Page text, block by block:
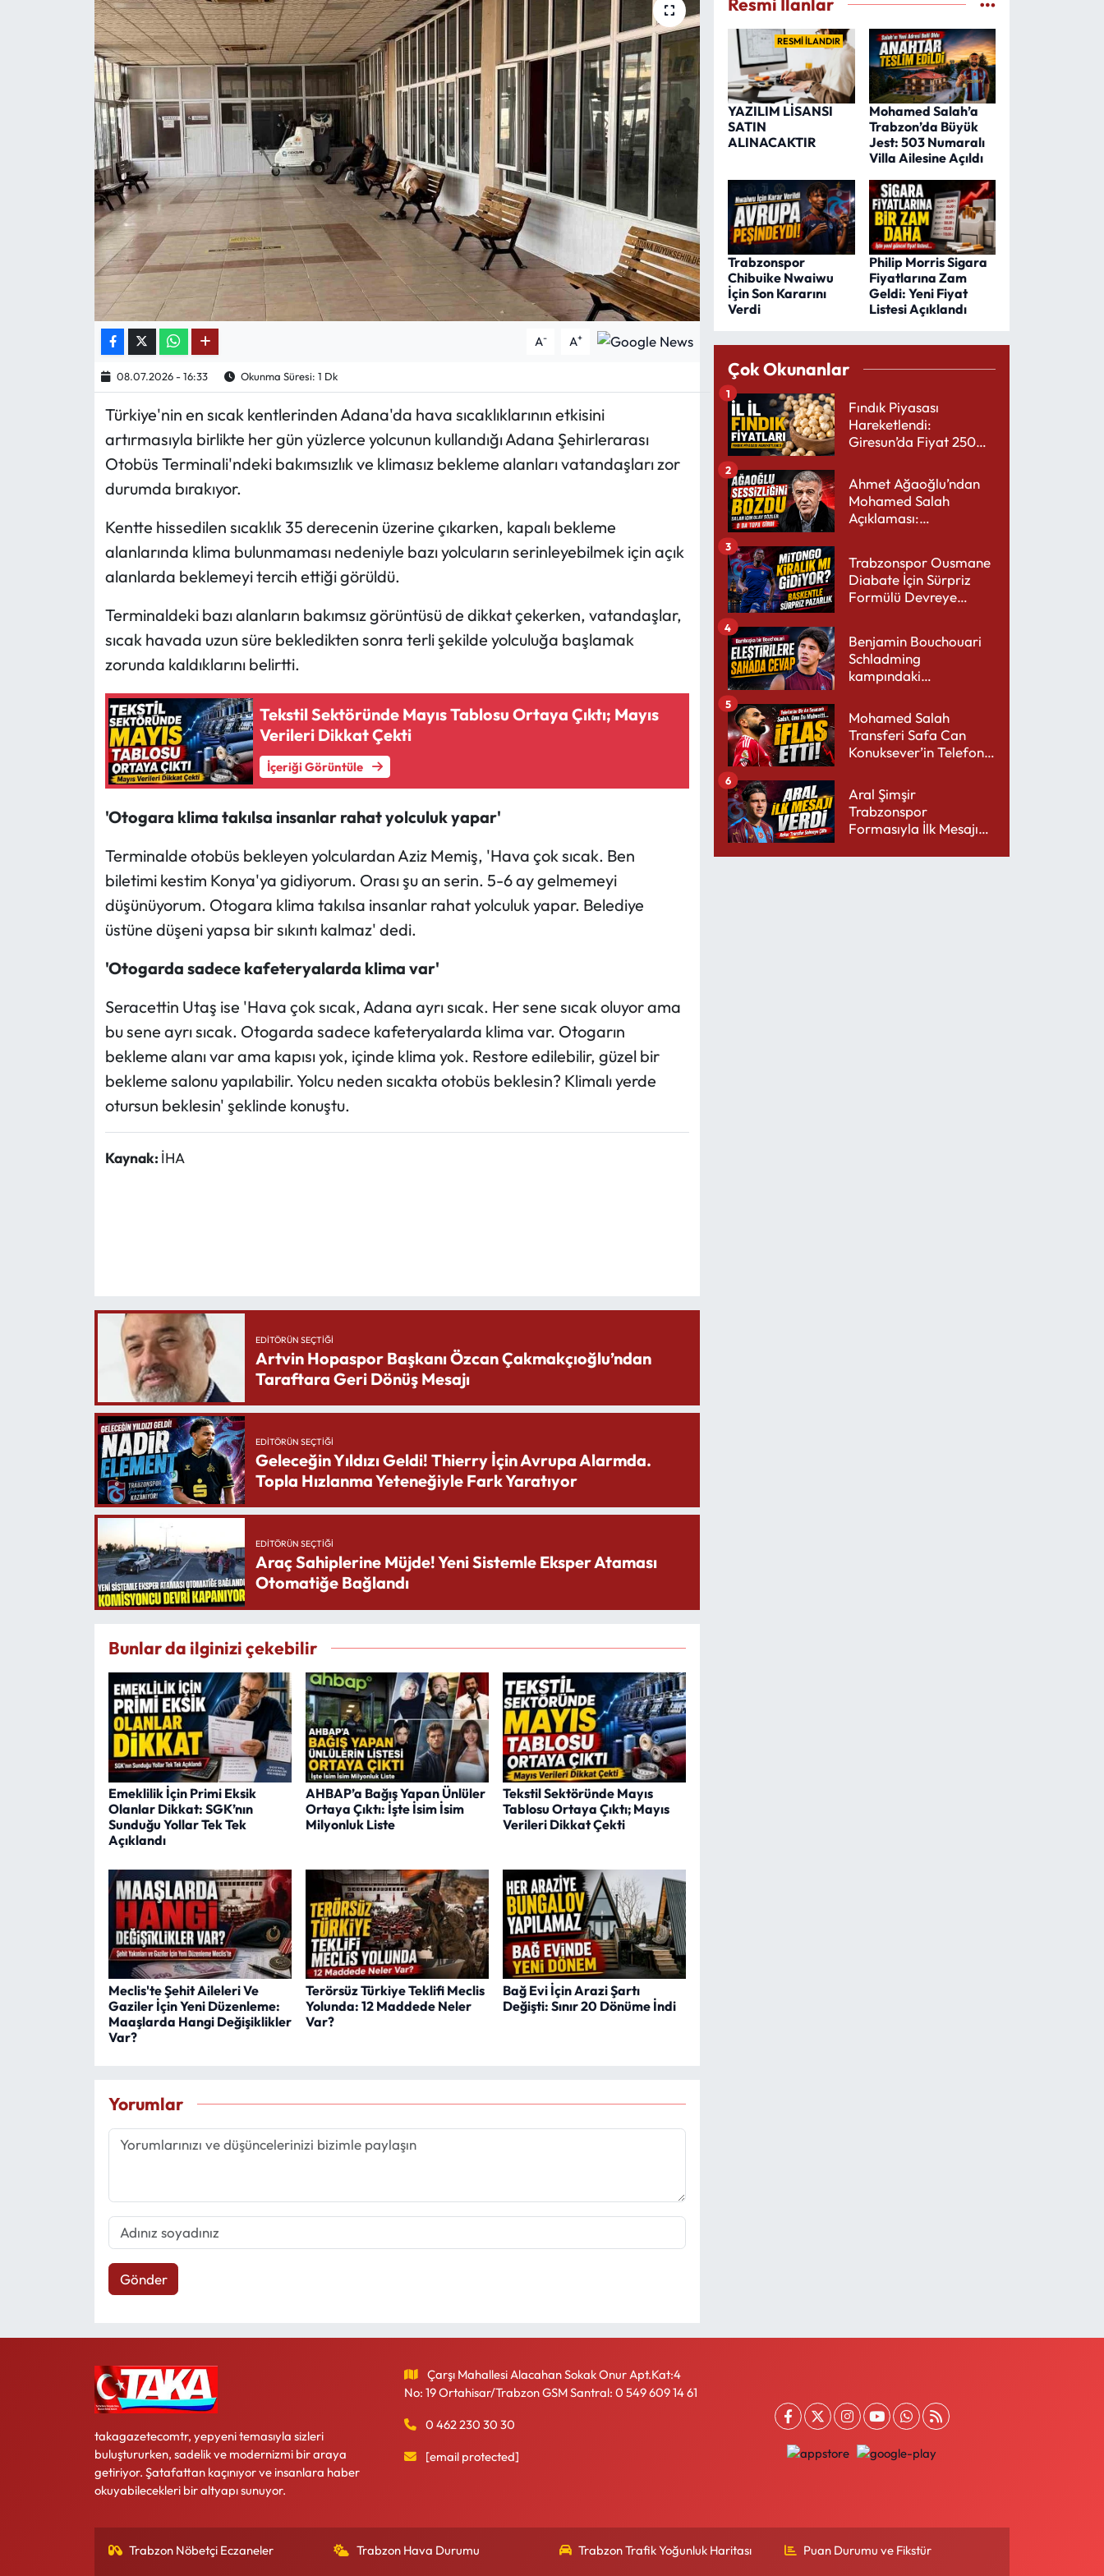
A- A+
08.07.2026 - 16:33 Okunma Süresi: 1 Dk
Türkiye'nin en sıcak kentlerinden Adana'da hava sıcaklıklarının etkisini
artırmasıyla birlikte her gün yüzlerce yolcunun kullandığı Adana Şehirlerarası
Otobüs Terminali'ndeki bakımsızlık ve klimasız bekleme alanları vatandaşları zor
durumda bırakıyor.
Kentte hissedilen sıcaklık 35 derecenin üzerine çıkarken, kapalı bekleme
alanlarında klima bulunmaması nedeniyle bazı yolcuların serinleyebilmek için açık
alanlarda beklemeyi tercih ettiği görüldü.
Terminaldeki bazı alanların bakımsız görüntüsü de dikkat çekerken, vatandaşlar,
sıcak havada uzun süre bekledikten sonra terli şekilde yolculuğa başlamak
zorunda kaldıklarını belirtti.
Tekstil Sektöründe Mayıs Tablosu Ortaya Çıktı; Mayıs
Verileri Dikkat Çekti
İçeriği Görüntüle
'Otogara klima takılsa insanlar rahat yolculuk yapar'
Terminalde otobüs bekleyen yolculardan Aziz Memiş, 'Hava çok sıcak. Ben
biletimi kestim Konya'ya gidiyorum. Orası şu an serin. 5-6 ay gelmemeyi
düşünüyorum. Otogara klima takılsa insanlar rahat yolculuk yapar. Belediye
üstüne düşeni yapsa bir sıkıntı kalmaz' dedi.
'Otogarda sadece kafeteryalarda klima var'
Seracettin Utaş ise 'Hava çok sıcak, Adana ayrı sıcak. Her sene sıcak oluyor ama
bu sene ayrı sıcak. Otogarda sadece kafeteryalarda klima var. Otogarın
bekleme alanı var ama kapısı yok, içinde klima yok. Restore edilebilir, güzel bir
bekleme salonu yapılabilir. Yolcu neden sıcakta otobüs beklesin? Klimalı yerde
otursun beklesin' şeklinde konuştu.
Kaynak: İHA
EDITÖRÜN SEÇTIĞI
Artvin Hopaspor Başkanı Özcan Çakmakçıoğlu’ndan
Taraftara Geri Dönüş Mesajı
EDITÖRÜN SEÇTIĞI
Geleceğin Yıldızı Geldi! Thierry İçin Avrupa Alarmda.
Topla Hızlanma Yeteneğiyle Fark Yaratıyor
EDITÖRÜN SEÇTIĞI
Araç Sahiplerine Müjde! Yeni Sistemle Eksper Ataması
Otomatiğe Bağlandı
Bunlar da ilginizi çekebilir
Emeklilik İçin Primi Eksik
Olanlar Dikkat: SGK’nın
Sunduğu Yollar Tek Tek
Açıklandı
AHBAP’a Bağış Yapan Ünlüler
Ortaya Çıktı: İşte İsim İsim
Milyonluk Liste
Tekstil Sektöründe Mayıs
Tablosu Ortaya Çıktı; Mayıs
Verileri Dikkat Çekti
Meclis'te Şehit Aileleri Ve
Gaziler İçin Yeni Düzenleme:
Maaşlarda Hangi Değişiklikler
Var?
Terörsüz Türkiye Teklifi Meclis
Yolunda: 12 Maddede Neler
Var?
Bağ Evi İçin Arazi Şartı
Değişti: Sınır 20 Dönüme İndi
Yorumlar
Gönder
Resmi İlanlar
RESMİ İLANDIR
YAZILIM LİSANSI
SATIN
ALINACAKTIR
Mohamed Salah’a
Trabzon’da Büyük
Jest: 503 Numaralı
Villa Ailesine Açıldı
Trabzonspor
Chibuike Nwaiwu
İçin Son Kararını
Verdi
Philip Morris Sigara
Fiyatlarına Zam
Geldi: Yeni Fiyat
Listesi Açıklandı
Çok Okunanlar
Fındık Piyasası
Hareketlendi:
Giresun’da Fiyat 250
1
Ahmet Ağaoğlu’ndan
Mohamed Salah
Açıklaması:
Yakışır
2
Trabzonspor Ousmane
Diabate İçin Sürpriz
Formülü Devreye
3
Benjamin Bouchouari
Schladming
kampındaki
4
Mohamed Salah
Transferi Safa Can
Konuksever’in Telefon
5
Aral Şimşir
Trabzonspor
Formasıyla İlk Mesajını
6
takagazetecomtr, yepyeni temasıyla sizleri
buluştururken, sadelik ve modernizmi bir araya
getiriyor. Şatafattan kaçınıyor ve insanlara haber
okuyabilecekleri bir altyapı sunuyor.
Çarşı Mahallesi Alacahan Sokak Onur Apt.Kat:4
No: 19 Ortahisar/Trabzon GSM Santral: 0 549 609 14 61
0 462 230 30 30
[email protected]
Trabzon Nöbetçi Eczaneler Trabzon Hava Durumu Trabzon Trafik Yoğunluk Haritası Puan Durumu ve Fikstür
Mektup Galeri
Röportaj
Manşet
Köşe Yazıları
Karikatür Galeri
ASTROLOJİ
Spor Yazıları